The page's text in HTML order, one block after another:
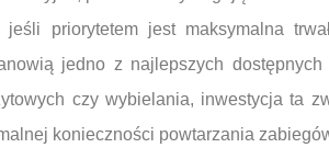
jeśli priorytetem jest maksymalna
jedno z najlepszych
czy wybielania, inwestycja ta
konieczności powtarzania